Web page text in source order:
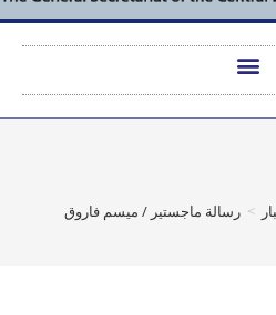
> رسالة ماجستير / ميسم فاروق